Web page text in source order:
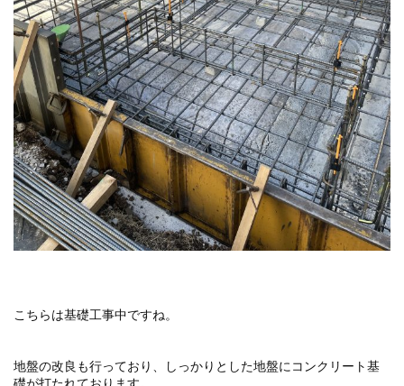
こちらは基礎工事中ですね。
地盤の改良も行っており、しっかりとした地盤にコンクリート基
礎が打たれております。